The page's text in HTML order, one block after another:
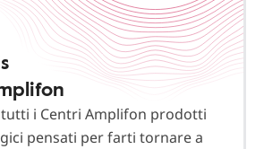
i Centri Amplifon prodotti
pensati per farti tornare a